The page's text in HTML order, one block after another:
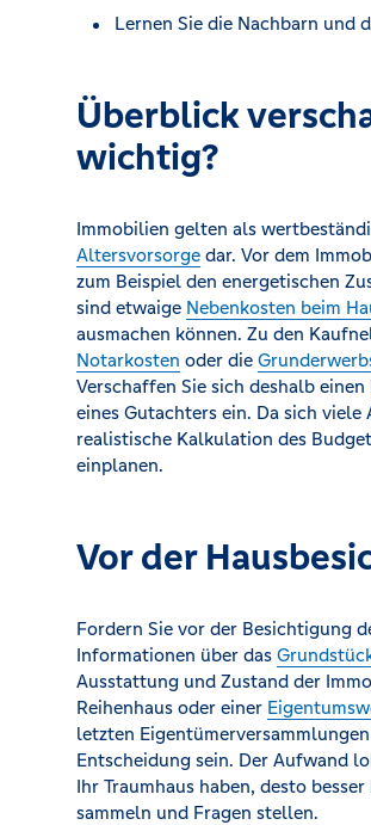
Lernen Sie die Nachbarn und
Überblick
wichtig?
Immobilien gelten als
Altersvorsorge dar. Vor dem
zum Beispiel den energetischen
sind etwaige Nebenkosten beim
ausmachen können. Zu den
Notarkosten oder die
Verschaffen Sie sich deshalb
eines Gutachters ein. Da sich
realistische Kalkulation des
einplanen.
Vor der
Fordern Sie vor der Besichtigung
Informationen über das
Ausstattung und Zustand der
Reihenhaus oder einer
letzten
Entscheidung sein. Der Aufwand
Ihr Traumhaus haben, desto
sammeln und Fragen stellen.